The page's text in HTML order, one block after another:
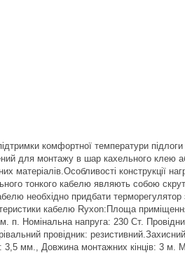
комфортної температури підлоги
для монтажу в шар кахельного клею
конструкції
тонкого кабелю являють собою
необхідно придбати терморегулятор
кабелю Ryxon:Площа
п. Номінальна напруга: 230 Ст.
провідник:
3,5 мм., Довжина монтажних кінців: 3 м.